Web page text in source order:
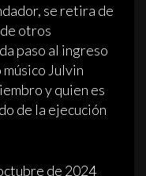
se retira de
otros
paso al ingreso
Julvin
y quien es
de la ejecución
de 2024